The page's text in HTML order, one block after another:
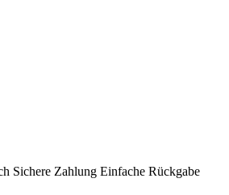
Sichere Zahlung Einfache Rückgabe